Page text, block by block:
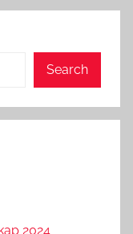
Search
2024